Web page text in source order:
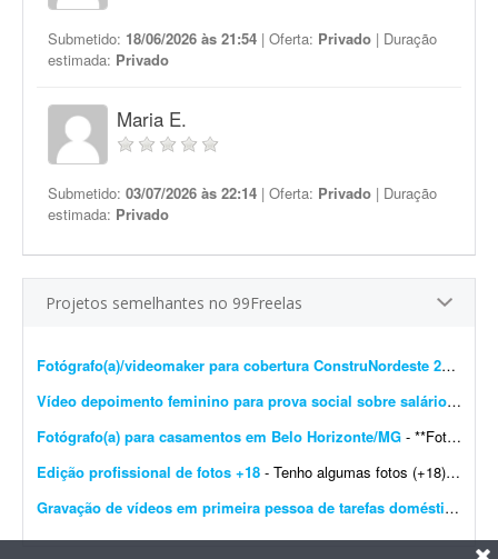
Submetido: 18/06/2026 às 21:54 | Oferta: Privado | Duração
estimada: Privado
Maria E.
Submetido: 03/07/2026 às 22:14 | Oferta: Privado | Duração
estimada: Privado
Projetos semelhantes no 99Freelas
Fotógrafo(a)/videomaker para cobertura ConstruNordeste 2026 em Salvador
Vídeo depoimento feminino para prova social sobre salário-maternidade
Fotógrafo(a) para casamentos em Belo Horizonte/MG - **Fotógrafo(a) freelancer para cobertura de casamento - Belo Horizonte/MG** Estou procurando um(a) fotógrafo(a) freelancer para atuar na cobertura de um casamento em Belo Horizonte/M...
Edição profissional de fotos +18 - Tenho algumas fotos (+18) e preciso que você melhore a qualidade e deixe o resultado bastante profissional. As imagens são para uso no meu site de trabalho. Gostaria que, se poss&iacu...
Gravação de vídeos em primeira pessoa de tarefas domésticas